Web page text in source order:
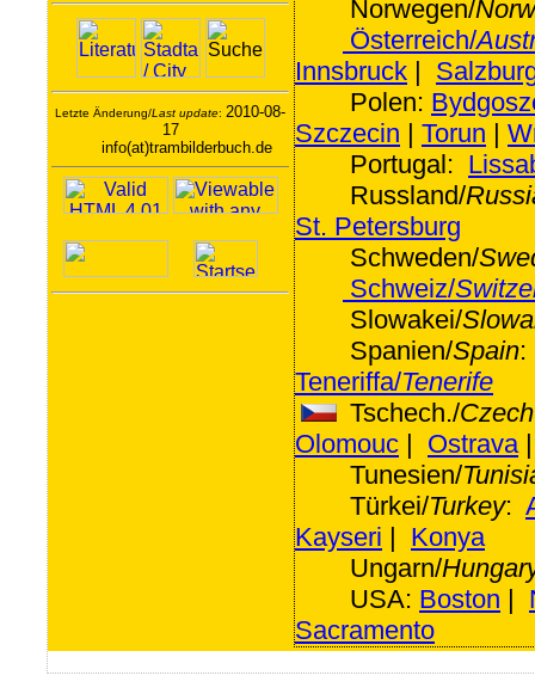
Letzte Änderung/Last update: 2010-08-
17
info(at)trambilderbuch.de
Norwegen/
Österreich/
Innsbruck |
Polen:
Szczecin | Torun |
Portugal:
Russland/
St. Petersburg
Schweden/
Schweiz/
Slowakei/
Spanien/Spain
Teneriffa/Tenerife
Tschech./Czech
Olomouc | Ostrava
Tunesien/
Türkei/Turkey:
Kayseri | Konya
Ungarn/
USA: Boston |
Sacramento